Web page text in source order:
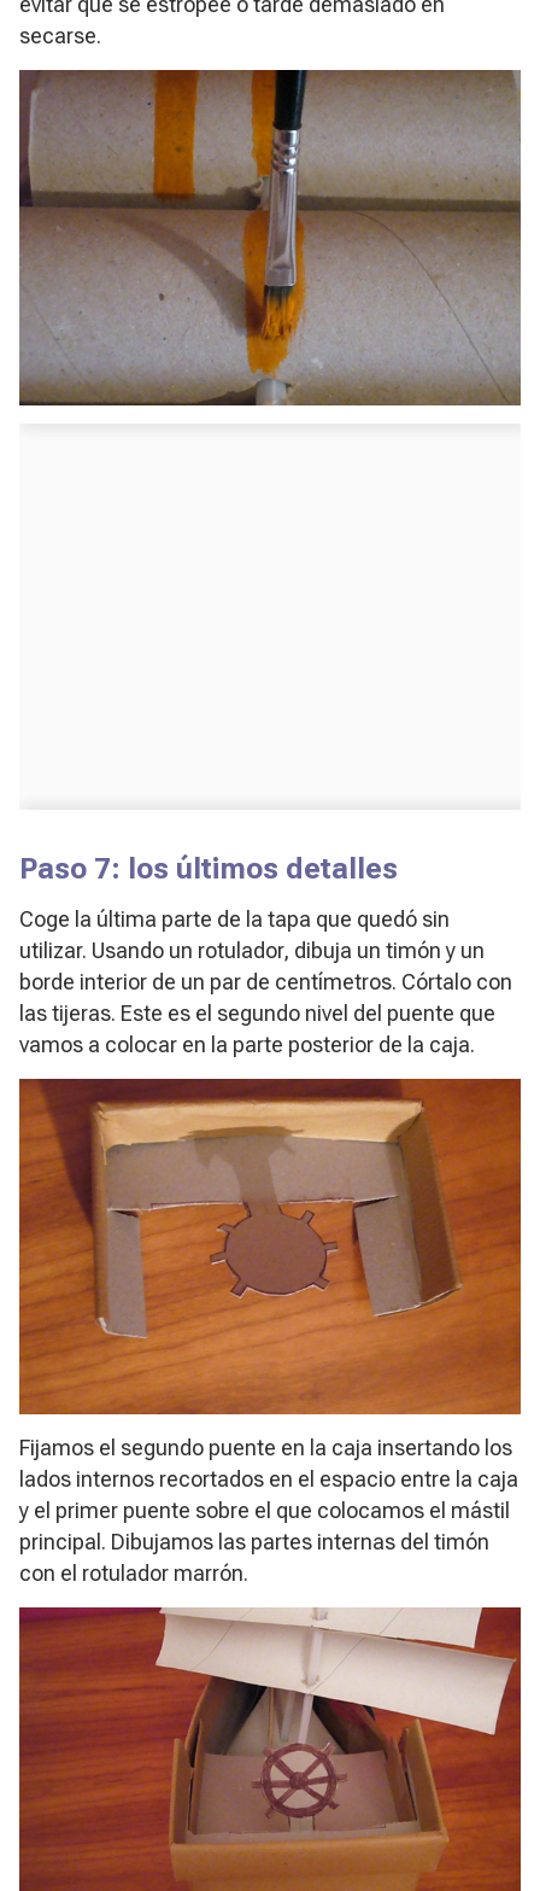
secarse.
Paso 7: los últimos detalles
Coge la última parte de la tapa que quedó sin
utilizar. Usando un rotulador, dibuja un timón y un
borde interior de un par de centímetros. Córtalo con
las tijeras. Este es el segundo nivel del puente que
vamos a colocar en la parte posterior de la caja.
Fijamos el segundo puente en la caja insertando los
lados internos recortados en el espacio entre la caja
y el primer puente sobre el que colocamos el mástil
principal. Dibujamos las partes internas del timón
con el rotulador marrón.